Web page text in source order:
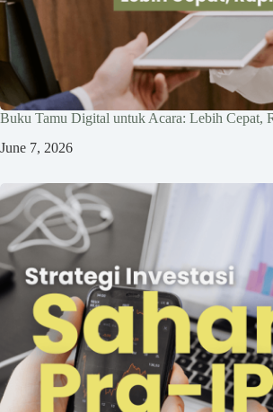
Buku Tamu Digital untuk Acara: Lebih Cepat,
June 7, 2026